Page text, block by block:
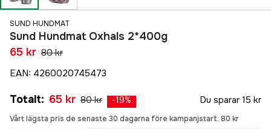
SUND HUNDMAT
Sund Hundmat Oxhals 2*400g
65 kr 80 kr
EAN: 4260020745473
Totalt: 65 kr 80 kr -19% Du sparar 15 kr
Vårt lägsta pris de senaste 30 dagarna före kampanjstart: 80 kr